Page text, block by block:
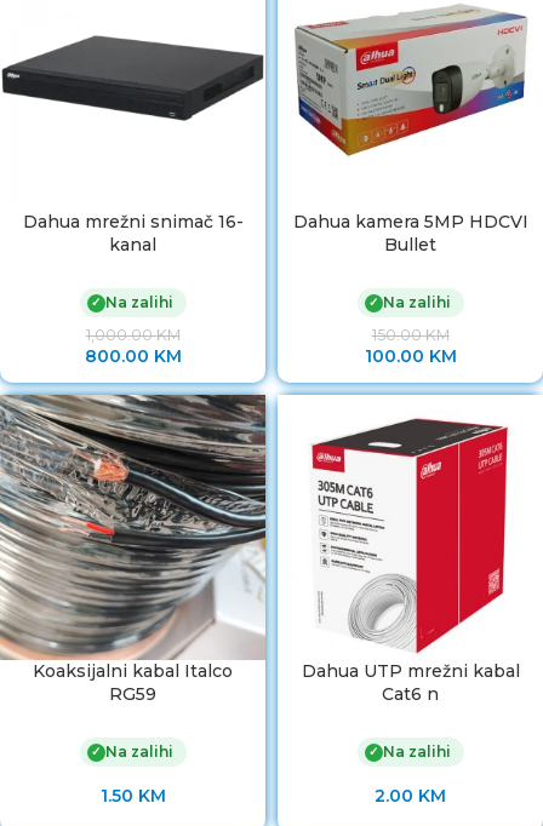
Dahua mrežni snimač 16-
kanal
✓ Na zalihi
1,000.00KM
800.00 KM
Dahua kamera 5MP HDCVI
Bullet
✓ Na zalihi
150.00KM
100.00 KM
Koaksijalni kabal Italco
RG59
✓ Na zalihi
1.50 KM
Dahua UTP mrežni kabal
Cat6 n
✓ Na zalihi
2.00 KM